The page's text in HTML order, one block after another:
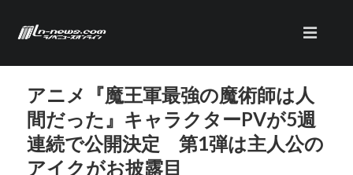
アニメ『魔王軍最強の魔術師は人
間だった』キャラクターPVが5週
連続で公開決定 第1弾は主人公の
アイクがお披露目